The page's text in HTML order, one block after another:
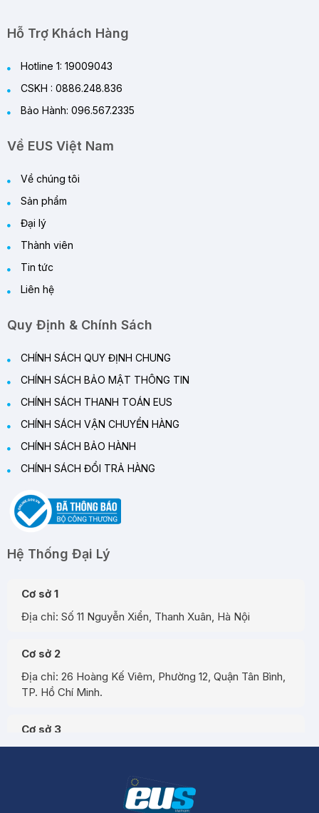
29/05/2026
Hỗ Trợ Khách Hàng
Hotline 1: 19009043
CSKH : 0886.248.836
Bảo Hành: 096.567.2335
Về EUS Việt Nam
Về chúng tôi
Sản phẩm
Đại lý
Thành viên
Tin tức
Liên hệ
Quy Định & Chính Sách
CHÍNH SÁCH QUY ĐỊNH CHUNG
CHÍNH SÁCH BẢO MẬT THÔNG TIN
CHÍNH SÁCH THANH TOÁN EUS
CHÍNH SÁCH VẬN CHUYỂN HÀNG
CHÍNH SÁCH BẢO HÀNH
CHÍNH SÁCH ĐỔI TRẢ HÀNG
Hệ Thống Đại Lý
Cơ sở 1
Địa chỉ: Số 11 Nguyễn Xiển, Thanh Xuân, Hà Nội
Cơ sở 2
Địa chỉ: 26 Hoàng Kế Viêm, Phường 12, Quận Tân Bình,
TP. Hồ Chí Minh.
Cơ sở 3